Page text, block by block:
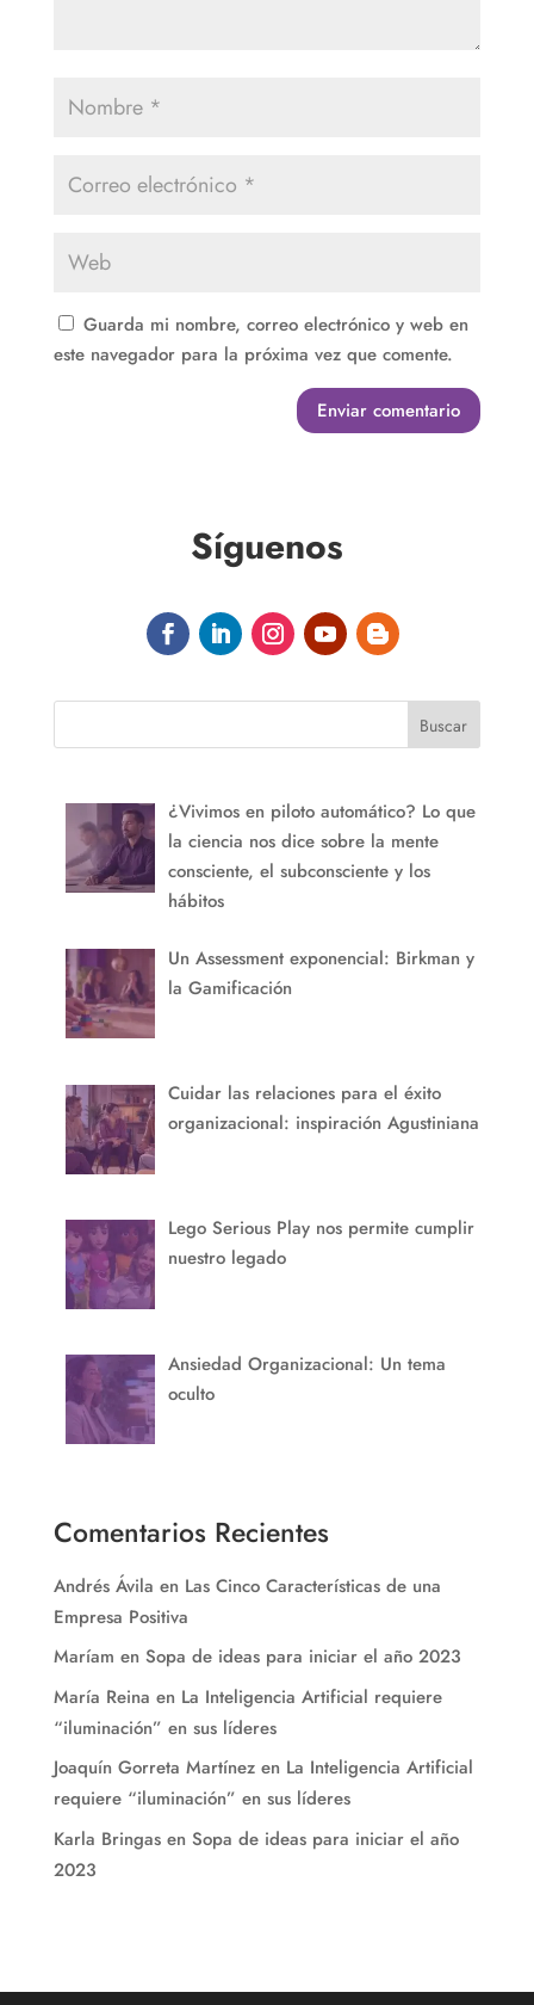
Guarda mi nombre, correo electrónico y web en
este navegador para la próxima vez que comente.
Enviar comentario
Síguenos
Buscar
¿Vivimos en piloto automático? Lo que
la ciencia nos dice sobre la mente
consciente, el subconsciente y los
hábitos
Un Assessment exponencial: Birkman y
la Gamificación
Cuidar las relaciones para el éxito
organizacional: inspiración Agustiniana
Lego Serious Play nos permite cumplir
nuestro legado
Ansiedad Organizacional: Un tema
oculto
Comentarios Recientes
Andrés Ávila en Las Cinco Características de una
Empresa Positiva
Maríam en Sopa de ideas para iniciar el año 2023
María Reina en La Inteligencia Artificial requiere
“iluminación” en sus líderes
Joaquín Gorreta Martínezen La Inteligencia Artificial
requiere “iluminación” en sus líderes
Karla Bringasen Sopa de ideas para iniciar el año
2023